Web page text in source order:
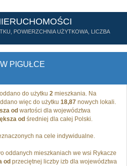
POWIERZCHNIA UŻYTKOWA, LICZBA
PIGUŁCE
do użytku 2 mieszkania. Na
więc do użytku 18,87 nowych lokali.
od wartości dla województwa
od średniej dla całej Polski.
na cele indywidualne.
oddanych mieszkaniach we wsi Rykacze
od przeciętnej liczby izb dla województwa